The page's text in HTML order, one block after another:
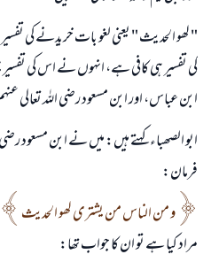
" لھو الحديث " يعنى لغو بات خريدنے كى
كى تفسير ہى كافى ہے، انہوں نے اس كى
ابن عباس، اور ابن مسعود رضى اللہ تعالى
ابو الصھباء كہتے ہيں: ميں نے ابن مسعود رضى
فرمان:
و من الناس من يشترى لھو الحديث
مراد كيا ہے تو ان كا جواب تھا: